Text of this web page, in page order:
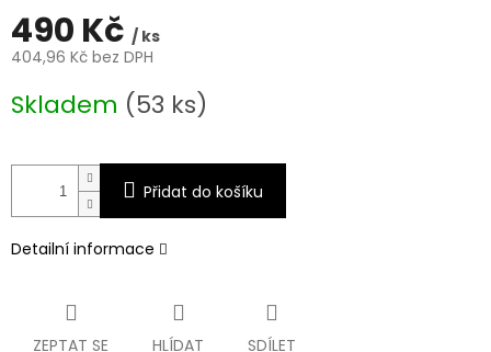
490 Kč / ks
404,96 Kč bez DPH
cena:
Skladem (53 ks)
Přidat do košíku
Detailní informace
ZEPTAT SE HLÍDAT SDÍLET